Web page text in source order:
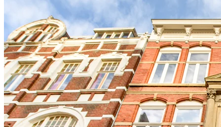
Evenementenkalender
Shoppen